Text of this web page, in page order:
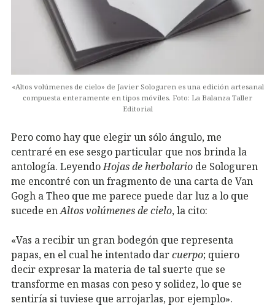
«Altos volúmenes de cielo» de Javier Sologuren es una edición artesanal
compuesta enteramente en tipos móviles. Foto: La Balanza Taller
Editorial
Pero como hay que elegir un sólo ángulo, me
centraré en ese sesgo particular que nos brinda la
antología. LeyendoHojas de herbolario de Sologuren
me encontré con un fragmento de una carta de Van
Gogh a Theo que me parece puede dar luz a lo que
sucede enAltos volúmenes de cielo, la cito:
«Vas a recibir un gran bodegón que representa
papas, en el cual he intentado darcuerpo; quiero
decir expresar la materia de tal suerte que se
transforme en masas con peso y solidez, lo que se
sentiría si tuviese que arrojarlas, por ejemplo».